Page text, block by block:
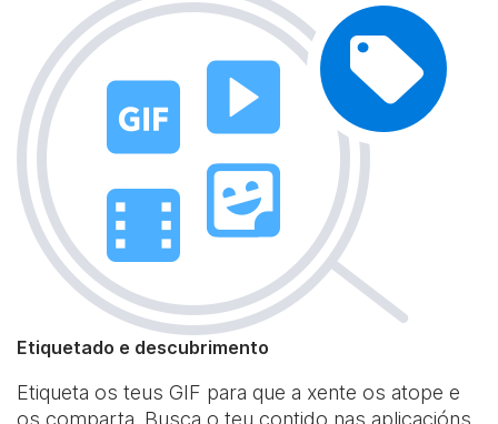
Etiquetado e descubrimento
Etiqueta os teus GIF para que a xente os atope e
os comparta. Busca o teu contido nas aplicacións